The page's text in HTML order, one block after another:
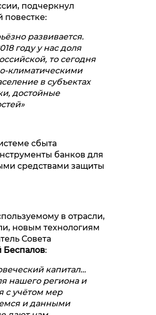
подчеркнул
развивается.
году у нас доля
то сегодня
климатическими
в субъектах
достойные
сбыта
банков для
средствами защиты
в отрасли,
новым технологиям
Совета
:
капитал…
нашего региона и
с учётом мер
и данными